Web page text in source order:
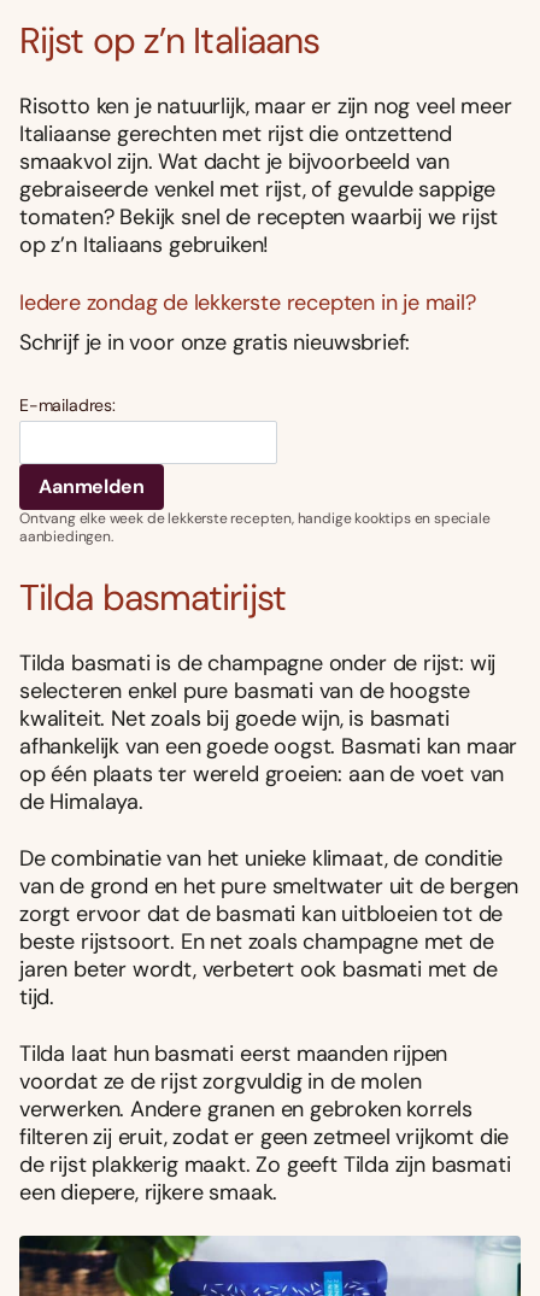
Rijst op z’n Italiaans
Risotto ken je natuurlijk, maar er zijn nog veel meer
Italiaanse gerechten met rijst die ontzettend
smaakvol zijn. Wat dacht je bijvoorbeeld van
gebraiseerde venkel met rijst, of gevulde sappige
tomaten? Bekijk snel de recepten waarbij we rijst
op z’n Italiaans gebruiken!
Iedere zondag de lekkerste recepten in je mail?
Schrijf je in voor onze gratis nieuwsbrief:
E-mailadres:
Ontvang elke week de lekkerste recepten, handige kooktips en speciale
aanbiedingen.
Tilda basmatirijst
Tilda basmati is de champagne onder de rijst: wij
selecteren enkel pure basmati van de hoogste
kwaliteit. Net zoals bij goede wijn, is basmati
afhankelijk van een goede oogst. Basmati kan maar
op één plaats ter wereld groeien: aan de voet van
de Himalaya.
De combinatie van het unieke klimaat, de conditie
van de grond en het pure smeltwater uit de bergen
zorgt ervoor dat de basmati kan uitbloeien tot de
beste rijstsoort. En net zoals champagne met de
jaren beter wordt, verbetert ook basmati met de
tijd.
Tilda laat hun basmati eerst maanden rijpen
voordat ze de rijst zorgvuldig in de molen
verwerken. Andere granen en gebroken korrels
filteren zij eruit, zodat er geen zetmeel vrijkomt die
de rijst plakkerig maakt. Zo geeft Tilda zijn basmati
een diepere, rijkere smaak.